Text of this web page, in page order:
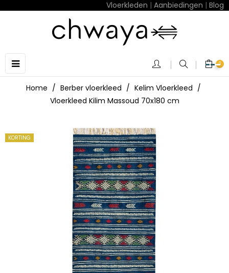
Vloerkleden | Aanbiedingen | Blog
Toggle
navigation
☰ 0
Home Berber vloerkleed
Kelim Vloerkleed
Vloerkleed Kilim Massoud 70x180 cm
KORTING